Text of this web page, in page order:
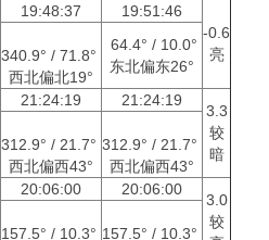
19:48:37
19:51:46
-0.6
亮
340.9° / 71.8°
西北偏北19°
64.4° / 10.0°
东北偏东26°
21:24:19 21:24:19
3.3
较
暗
312.9° / 21.7°
西北偏西43°
312.9° / 21.7°
西北偏西43°
20:06:00 20:06:00
3.0
较
157.5° / 10.3° 157.5° / 10.3°